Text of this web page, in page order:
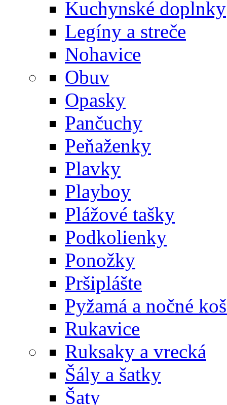
Kuchynské doplnky
Legíny a streče
Nohavice
Obuv
Opasky
Pančuchy
Peňaženky
Plavky
Playboy
Plážové tašky
Podkolienky
Ponožky
Pršiplášte
Pyžamá a nočné
Rukavice
Ruksaky a vrecká
Šály a šatky
Šaty